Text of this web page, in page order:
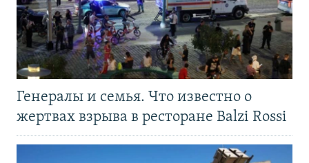
Генералы и семья. Что известно о
жертвах взрыва в ресторане Balzi Rossi